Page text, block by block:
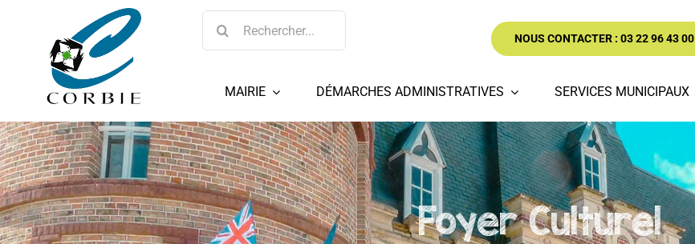
Rechercher:
NOUS CONTACTER : 03 22 96 43 00
MAIRIE DÉMARCHES ADMINISTRATIVES SERVICES MUNICIPAUX
Foyer Culturel